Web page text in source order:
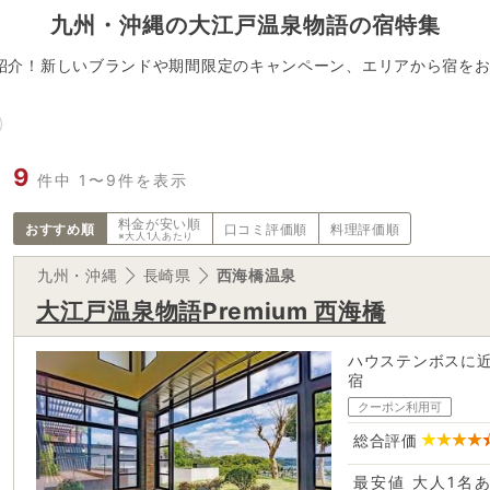
九州・沖縄の大江戸温泉物語の宿特集
！新しいブランドや期間限定のキャンペーン、エリアから宿を
9 件中 1〜9件を表示
おすすめ順 料金が安い順
※大人1人あたり 口コミ評価順 料理評価順
九州・沖縄 長崎県 西海橋温泉
大江戸温泉物語Premium 西海橋
ハウステンボスに
宿
クーポン利用可
総合評価
最安値 大人1名